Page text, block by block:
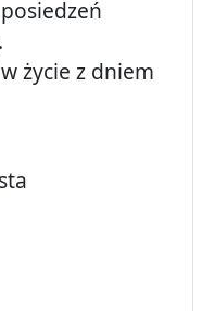
życie z dniem